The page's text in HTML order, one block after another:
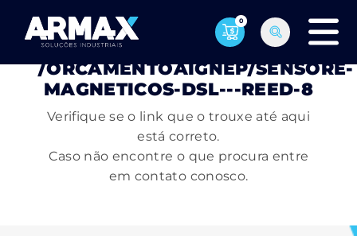
0
PÁGINA NÃO ENCONTRADA
/ORCAMENTOAIGNEP/SENSORE-
MAGNETICOS-DSL---REED-8
Verifique se o link que o trouxe até aqui
está correto.
Caso não encontre o que procura entre
em contato conosco.